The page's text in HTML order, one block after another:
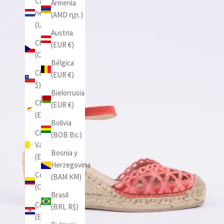
neerlandés
(USD $)
Chequia
(CZK Kč)
Chile (CLP
$)
Chipre
(EUR €)
Ciudad del
Vaticano
(EUR €)
Colombia
(COP $)
Croacia
(EUR €)
Armenia
(AMD դր.)
Austria
(EUR €)
Bélgica
(EUR €)
Bielorrusia
(EUR €)
Bolivia
(BOB Bs.)
Bosnia y
Herzegovina
(BAM КМ)
Brasil
(BRL R$)